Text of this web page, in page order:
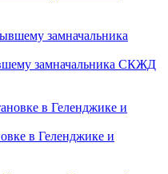
замначальника СКЖД
в Геленджике и